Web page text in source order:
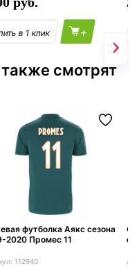
+
смотрят
футболка Аякс сезона
2020 Промес 11
112940